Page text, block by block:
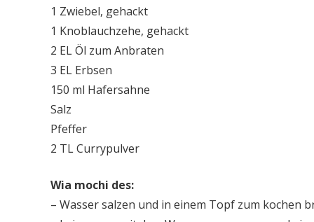
1 Zwiebel, gehackt
1 Knoblauchzehe, gehackt
2 EL Öl zum Anbraten
3 EL Erbsen
150 ml Hafersahne
Salz
Pfeffer
2 TL Currypulver
Wia mochi des:
– Wasser salzen und in einem Topf zum kochen